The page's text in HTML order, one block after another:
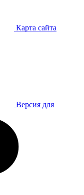
Карта сайта
Версия для